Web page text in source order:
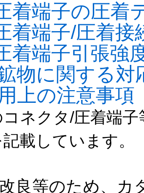
着端子の圧着
着端子/圧着
着端子引張強
物に関する
上の注意事項
コネクタ/圧着端
載しています。
良等のため、カ